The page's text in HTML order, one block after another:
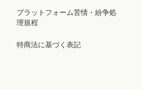
プラットフォーム苦情・紛争処
理規程
特商法に基づく表記